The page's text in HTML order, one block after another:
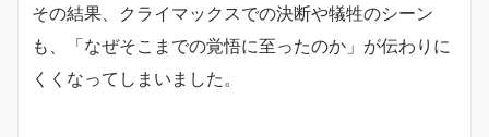
その結果、クライマックスでの決断や犠牲のシーン
も、「なぜそこまでの覚悟に至ったのか」が伝わりに
くくなってしまいました。